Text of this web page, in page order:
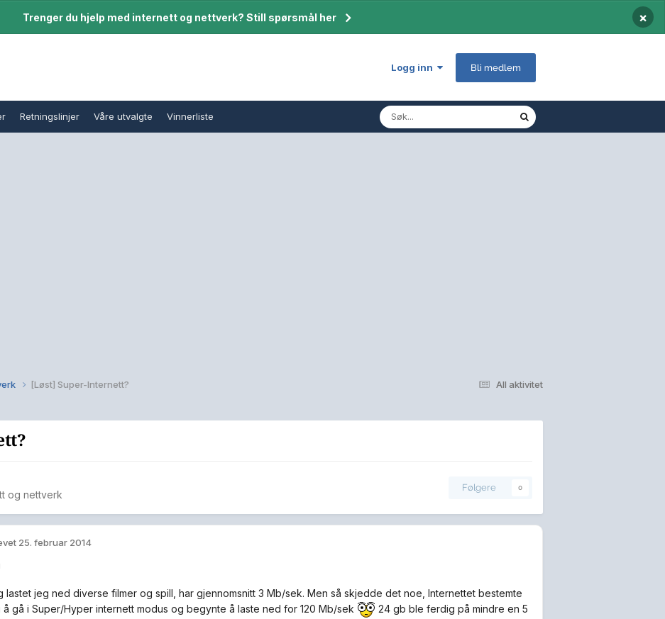
Trenger du hjelp med internett og nettverk? Still spørsmål her ×
Logg inn Bli medlem
Retningslinjer Våre utvalgte Vinnerliste
All aktivitet
[Løst] Super-Internett?
og nettverk
Følgere 0
25. februar 2014
lastet jeg ned diverse filmer og spill, har gjennomsnitt 3 Mb/sek. Men så skjedde det noe, Internettet bestemte
å gå i Super/Hyper internett modus og begynte å laste ned for 120 Mb/sek
24 gb ble ferdig på mindre en 5